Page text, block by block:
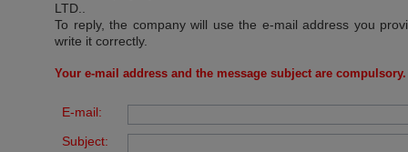
LTD.
To reply, the company will use the e-mail address you
write it correctly.
Your e-mail address and the message subject are compulsory.
E-mail:
Subject: